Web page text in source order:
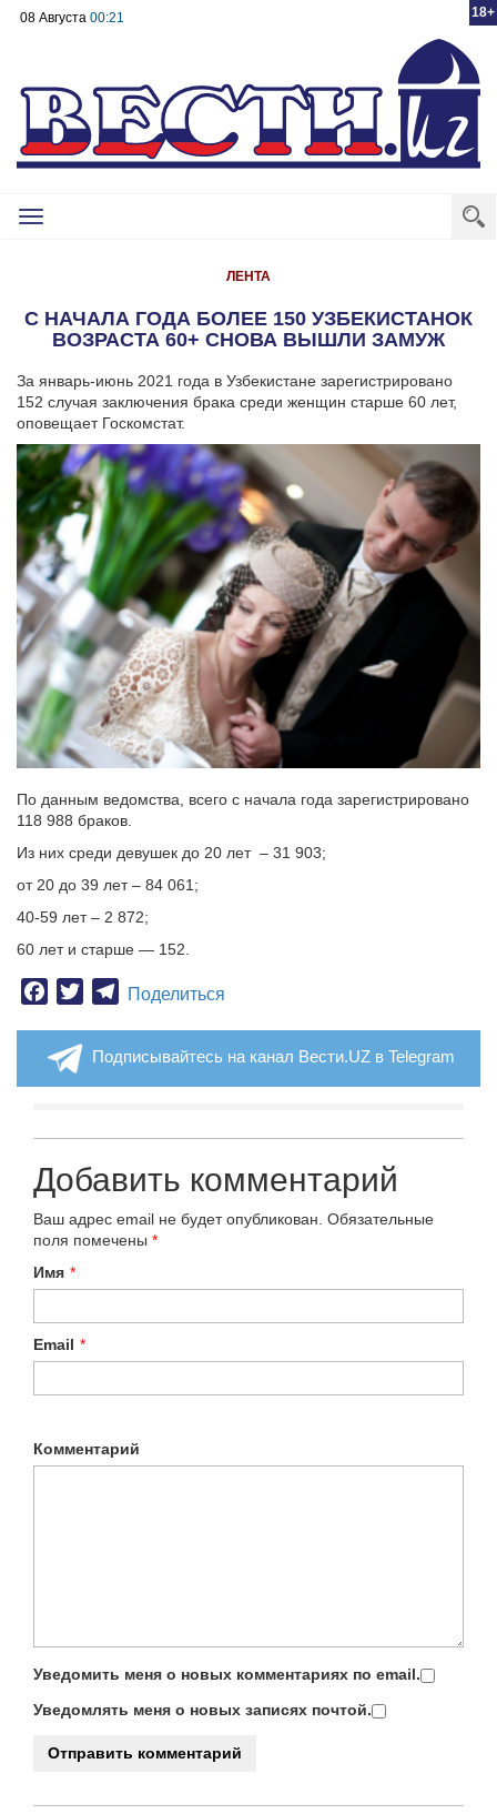
18+
08 Августа 00:21
Toggle
ЛЕНТА
С НАЧАЛА ГОДА БОЛЕЕ 150 УЗБЕКИСТАНОК
ВОЗРАСТА 60+ СНОВА ВЫШЛИ ЗАМУЖ
За январь-июнь 2021 года в Узбекистане зарегистрировано
152 случая заключения брака среди женщин старше 60 лет,
оповещает Госкомстат.
По данным ведомства, всего с начала года зарегистрировано
118 988 браков.
Из них среди девушек до 20 лет – 31 903;
от 20 до 39 лет – 84 061;
40-59 лет – 2 872;
60 лет и старше — 152.
Facebook
TwitterTelegram
Поделиться
Подписывайтесь на канал Вести.UZ в Telegram
Добавить комментарий
Ваш адрес email не будет опубликован. Обязательные
поля помечены *
Имя *
Email *
Комментарий
Уведомить меня о новых комментариях по email.
Уведомлять меня о новых записях почтой.